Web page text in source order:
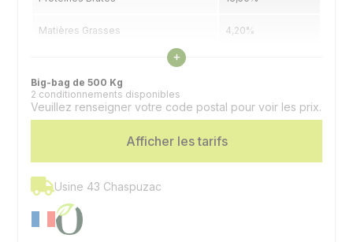
Matières Grasses 4,20%
Espèces
Voir les caractéristiques
+
Big-bag de 500 Kg
2 conditionnements disponibles
Veuillez renseigner votre code postal pour voir les prix.
Afficher les tarifs
Usine 43 Chaspuzac